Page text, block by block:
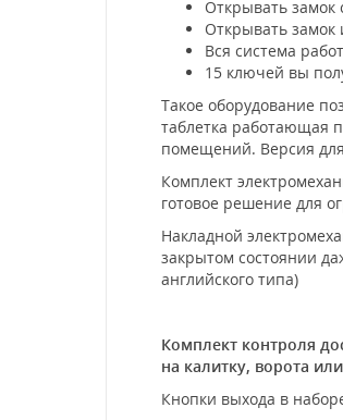
Открывать замок
Открывать замок
Вся система
15 ключей вы
Такое оборудование
таблетка работающая
помещений. Версия
Комплект
готовое решение для
Накладной
закрытом состоянии
английского типа)
Комплект контроля
на калитку, ворота
Кнопки выхода в